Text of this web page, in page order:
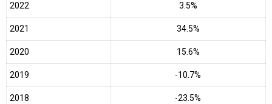
2022 3.5%
2021 34.5%
2020 15.6%
2019 -10.7%
2018 -23.5%